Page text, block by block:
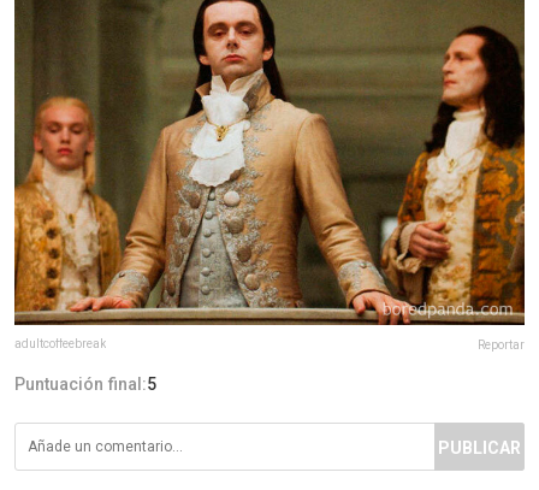
adultcoffeebreak Reportar
Puntuación final:5
PUBLICAR